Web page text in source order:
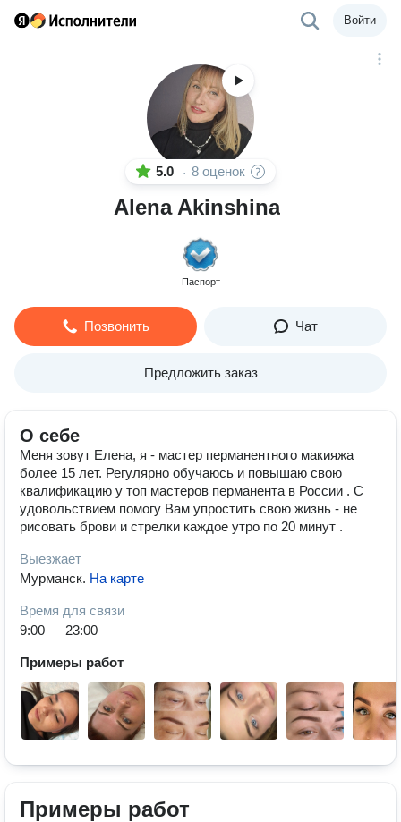
Войти
5.0 · 8 оценок
Alena Akinshina
Паспорт
Позвонить Чат
Предложить заказ
О себе
Меня зовут Елена, я - мастер перманентного макияжа
более 15 лет. Регулярно обучаюсь и повышаю свою
квалификацию у топ мастеров перманента в России . С
удовольствием помогу Вам упростить свою жизнь - не
рисовать брови и стрелки каждое утро по 20 минут .
Выезжает
Мурманск. На карте
Время для связи
9:00 — 23:00
Примеры работ
Примеры работ